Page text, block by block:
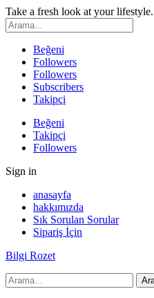
Take a fresh look at your lifestyle.
Beğeni
Followers
Followers
Subscribers
Takipçi
Beğeni
Takipçi
Followers
Sign in
anasayfa
hakkımızda
Sık Sorulan Sorular
Sipariş İçin
Bilgi Rozet